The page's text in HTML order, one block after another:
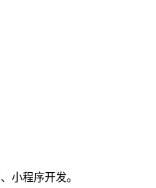
小程序开发。